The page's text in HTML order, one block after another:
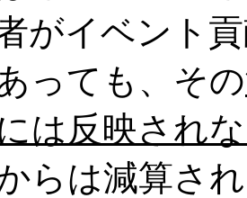
がイベント
っても、その
は反映され
らは減算さ